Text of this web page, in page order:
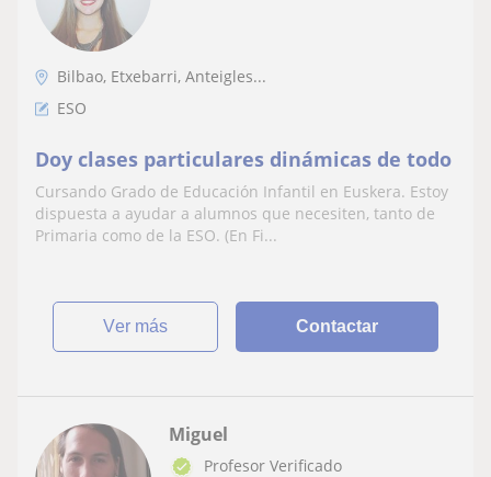
Bilbao, Etxebarri, Anteigles...
ESO
Doy clases particulares dinámicas de todo
Cursando Grado de Educación Infantil en Euskera. Estoy
dispuesta a ayudar a alumnos que necesiten, tanto de
Primaria como de la ESO. (En Fi...
ver más Contactar
Miguel
Profesor Verificado